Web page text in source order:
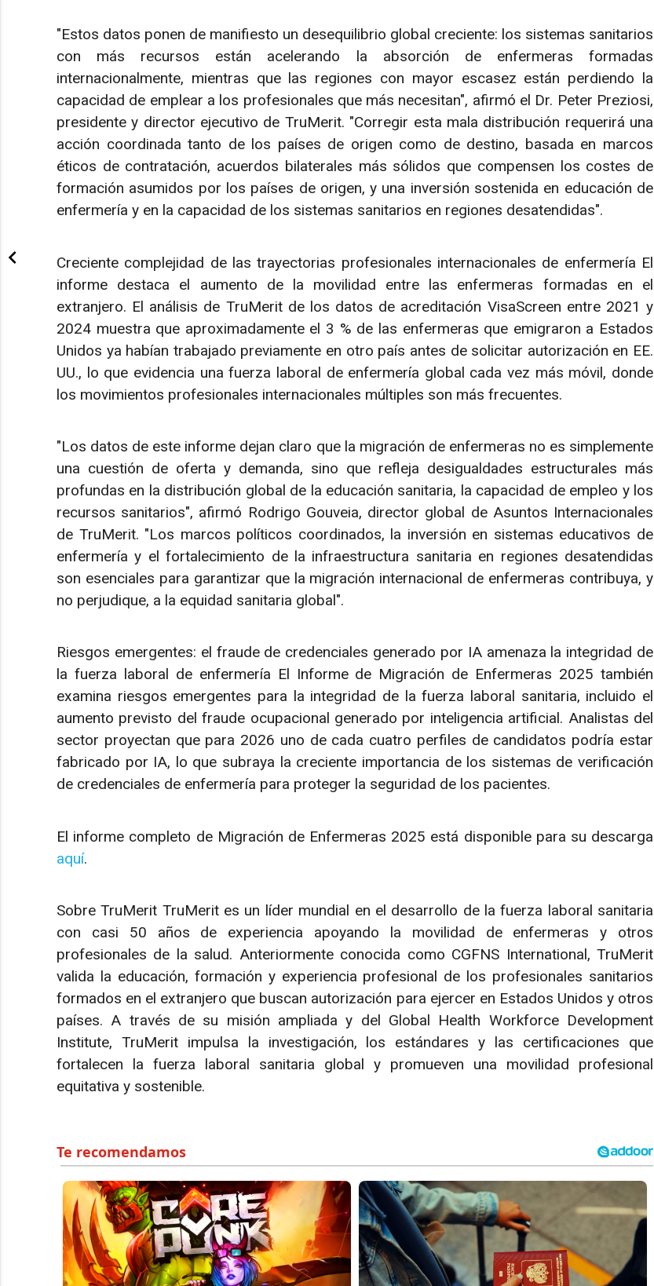
"Estos datos ponen de manifiesto un desequilibrio global creciente: los sistemas sanitarios
con más recursos están acelerando la absorción de enfermeras formadas
internacionalmente, mientras que las regiones con mayor escasez están perdiendo la
capacidad de emplear a los profesionales que más necesitan", afirmó el Dr. Peter Preziosi,
presidente y director ejecutivo de TruMerit. "Corregir esta mala distribución requerirá una
acción coordinada tanto de los países de origen como de destino, basada en marcos
éticos de contratación, acuerdos bilaterales más sólidos que compensen los costes de
formación asumidos por los países de origen, y una inversión sostenida en educación de
enfermería y en la capacidad de los sistemas sanitarios en regiones desatendidas".
Creciente complejidad de las trayectorias profesionales internacionales de enfermería El
informe destaca el aumento de la movilidad entre las enfermeras formadas en el
extranjero. El análisis de TruMerit de los datos de acreditación VisaScreen entre 2021 y
2024 muestra que aproximadamente el 3 % de las enfermeras que emigraron a Estados
Unidos ya habían trabajado previamente en otro país antes de solicitar autorización en EE.
UU., lo que evidencia una fuerza laboral de enfermería global cada vez más móvil, donde
los movimientos profesionales internacionales múltiples son más frecuentes.
"Los datos de este informe dejan claro que la migración de enfermeras no es simplemente
una cuestión de oferta y demanda, sino que refleja desigualdades estructurales más
profundas en la distribución global de la educación sanitaria, la capacidad de empleo y los
recursos sanitarios", afirmó Rodrigo Gouveia, director global de Asuntos Internacionales
de TruMerit. "Los marcos políticos coordinados, la inversión en sistemas educativos de
enfermería y el fortalecimiento de la infraestructura sanitaria en regiones desatendidas
son esenciales para garantizar que la migración internacional de enfermeras contribuya, y
no perjudique, a la equidad sanitaria global".
Riesgos emergentes: el fraude de credenciales generado por IA amenaza la integridad de
la fuerza laboral de enfermería El Informe de Migración de Enfermeras 2025 también
examina riesgos emergentes para la integridad de la fuerza laboral sanitaria, incluido el
aumento previsto del fraude ocupacional generado por inteligencia artificial. Analistas del
sector proyectan que para 2026 uno de cada cuatro perfiles de candidatos podría estar
fabricado por IA, lo que subraya la creciente importancia de los sistemas de verificación
de credenciales de enfermería para proteger la seguridad de los pacientes.
El informe completo de Migración de Enfermeras 2025 está disponible para su descarga
aquí.
Sobre TruMerit TruMerit es un líder mundial en el desarrollo de la fuerza laboral sanitaria
con casi 50 años de experiencia apoyando la movilidad de enfermeras y otros
profesionales de la salud. Anteriormente conocida como CGFNS International, TruMerit
valida la educación, formación y experiencia profesional de los profesionales sanitarios
formados en el extranjero que buscan autorización para ejercer en Estados Unidos y otros
países. A través de su misión ampliada y del Global Health Workforce Development
Institute, TruMerit impulsa la investigación, los estándares y las certificaciones que
fortalecen la fuerza laboral sanitaria global y promueven una movilidad profesional
equitativa y sostenible.